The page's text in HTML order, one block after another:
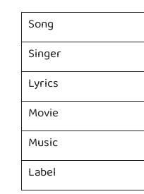
Song
Singer
Lyrics
Movie
Music
Label